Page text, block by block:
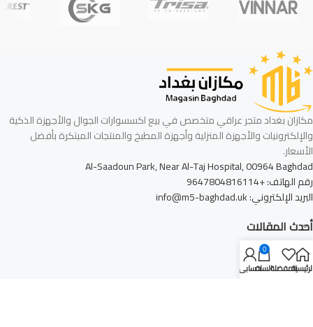
مكازان بغداد متجر عراقي متخصص في بيع اكسسوارات الجوال والأجهزة الذكية
والإلكترونيات والأجهزة المنزلية وأجهزة المطبخ والمنتجات المبتكرة بأفضل
الأسعار.
Al-Saadoun Park, Near Al-Taj Hospital, 00964 Baghdad
رقم الهاتف: +9647804816114
البريد الإلكتروني: info@m5-baghdad.uk
أحدث المقالات
أشهر التصنيفات
المفضلة
0
السلةحسابي